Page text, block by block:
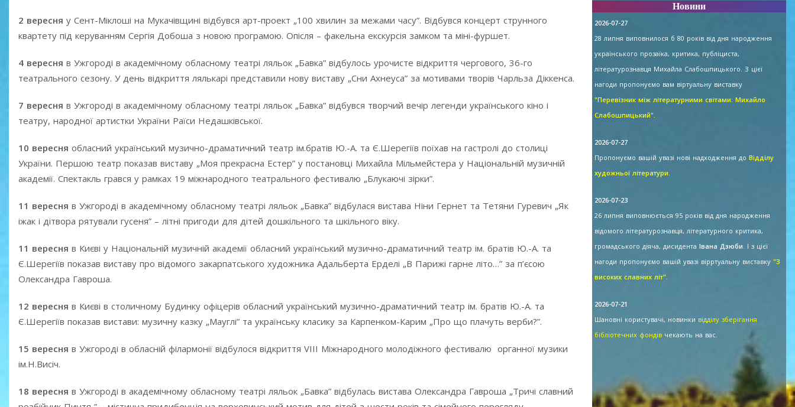
2 вересня у Сент-Міклоші на Мукачівщині відбувся арт-проект „100 хвилин за межами часу”. Відбувся концерт струнного
квартету під керуванням Сергія Добоша з новою програмою. Опісля – факельна екскурсія замком та міні-фуршет.
4 вересня в Ужгороді в академічному обласному театрі ляльок „Бавка” відбулось урочисте відкриття чергового, 36-го
театрального сезону. У день відкриття лялькарі представили нову виставу „Сни Ахнеуса” за мотивами творів Чарльза Діккенса.
7 вересня в Ужгороді в академічному обласному театрі ляльок „Бавка” відбувся творчий вечір легенди українського кіно і
театру, народної артистки України Раїси Недашківської.
10 вересня обласний український музично-драматичний театр ім.братів Ю.-А. та Є.Шерегіїв поїхав на гастролі до столиці
України. Першою театр показав виставу „Моя прекрасна Естер” у постановці Михайла Мільмейстера у Національній музичній
академії. Спектакль грався у рамках 19 міжнародного театрального фестивалю „Блукаючі зірки”.
11 вересня в Ужгороді в академічному обласному театрі ляльок „Бавка” відбулася вистава Ніни Гернет та Тетяни Гуревич „Як
іжак і дітвора рятували гусеня” – літні пригоди для дітей дошкільного та шкільного віку.
11 вересня в Києві у Національній музичній академії обласний український музично-драматичний театр ім. братів Ю.-А. та
Є.Шерегіїв показав виставу про відомого закарпатського художника Адальберта Ерделі „В Парижі гарне літо…” за п’єсою
Олександра Гавроша.
12 вересня в Києві в столичному Будинку офіцерів обласний український музично-драматичний театр ім. братів Ю.-А. та
Є.Шерегіїв показав вистави: музичну казку „Мауглі” та українську класику за Карпенком-Карим „Про що плачуть верби?”.
15 вересня в Ужгороді в обласній філармонії відбулося відкриття VIII Міжнародного молодіжного фестивалю органної музики
ім.Н.Висіч.
18 вересня в Ужгороді в академічному обласному театрі ляльок „Бавка” відбулась вистава Олександра Гавроша „Тричі славний
Новини
2026-07-27
28 липня виповнилося б 80 років від дня народження
українського прозаїка, критика, публіциста,
літературознавця Михайла Слабошпицького. З цієї
нагоди пропонуємо вам віртуальну виставку
"Перевізник між літературними світами: Михайло
Слабошпицький".
2026-07-27
Пропонуємо вашій увазі нові надходження до Відділу
художньої літератури.
2026-07-23
26 липня виповнюється 95 років від дня народження
відомого літературознавця, літературного критика,
громадського діяча, дисидента Івана Дзюби. І з цієї
нагоди пропонуємо вашій увазі вірртуальну виставку "З
високих славних літ".
2026-07-21
Шановні користувачі, новинки відділу зберігання
бібліотечних фондівчекають на вас.